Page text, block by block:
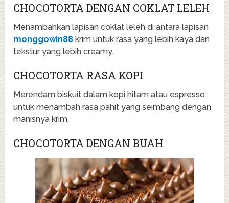
CHOCOTORTA DENGAN COKLAT LELEH
Menambahkan lapisan coklat leleh di antara lapisan
monggowin88 krim untuk rasa yang lebih kaya dan
tekstur yang lebih creamy.
CHOCOTORTA RASA KOPI
Merendam biskuit dalam kopi hitam atau espresso
untuk menambah rasa pahit yang seimbang dengan
manisnya krim.
CHOCOTORTA DENGAN BUAH